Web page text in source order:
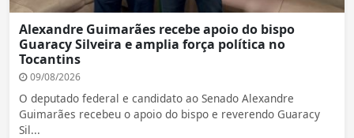
Alexandre Guimarães recebe apoio do bispo
Guaracy Silveira e amplia força política no
Tocantins
09/08/2026
O deputado federal e candidato ao Senado Alexandre
Guimarães recebeu o apoio do bispo e reverendo Guaracy
Sil...